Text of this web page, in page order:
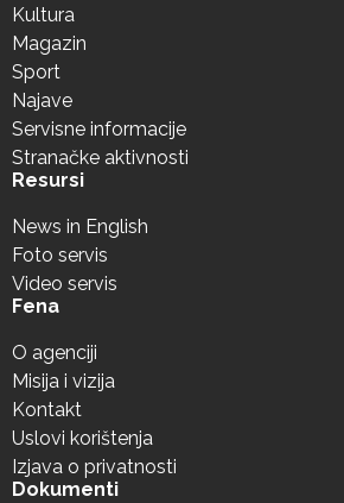
Kultura
Magazin
Sport
Najave
Servisne informacije
Stranačke aktivnosti
Resursi
News in English
Foto servis
Video servis
Fena
O agenciji
Misija i vizija
Kontakt
Uslovi korištenja
Izjava o privatnosti
Dokumenti